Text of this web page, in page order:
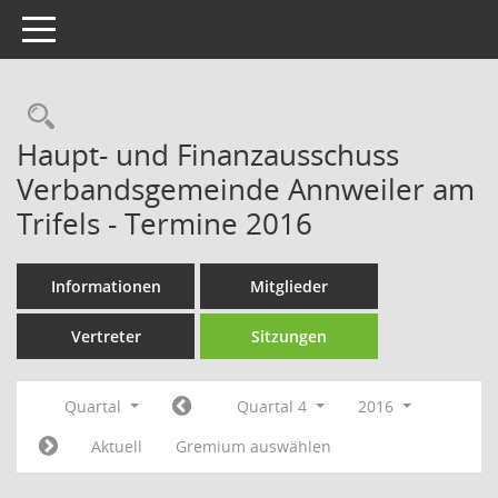
Toggle navigation
Rechercheauswahl
Haupt- und Finanzausschuss
Verbandsgemeinde Annweiler am
Trifels - Termine 2016
Informationen Mitglieder
Vertreter Sitzungen
Quartal Quartal 4
2016
Aktuell
Gremium auswählen